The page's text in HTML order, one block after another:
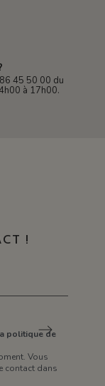
45 50 00 du
à 17h00.
!
politique de
Vous
contact dans